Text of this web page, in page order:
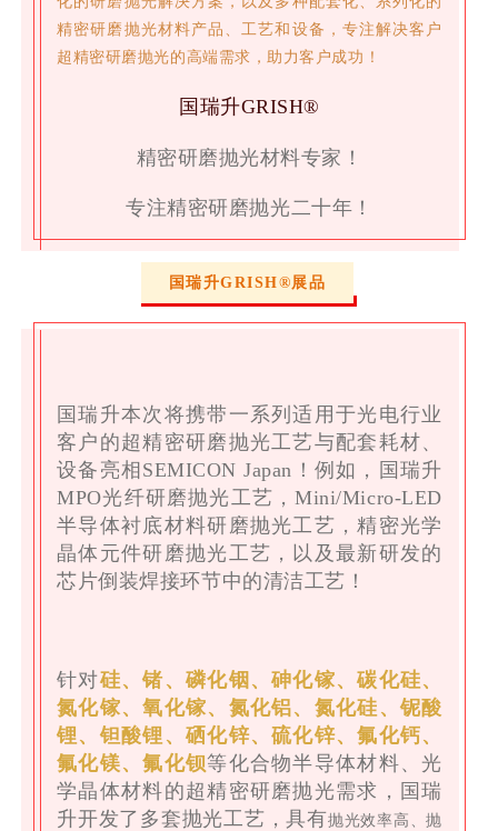
精密研磨抛光材料产品、工艺和设备，专注解决客户
超精密研磨抛光的高端需求，助力客户成功！
国瑞升GRISH®
精密研磨抛光材料专家！
专注精密研磨抛光二十年！
国瑞升GRISH®展品
国瑞升本次将携带一系列适用于光电行业
客户的超精密研磨抛光工艺与配套耗材、
设备亮相SEMICON Japan！例如，国瑞升
MPO光纤研磨抛光工艺，Mini/Micro-LED
半导体衬底材料研磨抛光工艺，精密光学
晶体元件研磨抛光工艺，以及最新研发的
芯片倒装焊接环节中的清洁工艺！
针对硅、锗、磷化铟、砷化镓、碳化硅、
氮化镓、氧化镓、氮化铝、氮化硅、铌酸
锂、钽酸锂、硒化锌、硫化锌、氟化钙、
氟化镁、氟化钡等化合物半导体材料、光
学晶体材料的超精密研磨抛光需求，国瑞
升开发了多套抛光工艺，具有抛光效率高、抛